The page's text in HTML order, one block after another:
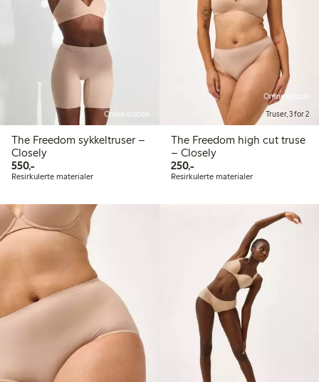
Online edition
The Freedom sykkeltruser –
Closely
550,-550,00 kr
Resirkulerte materialer
Online edition
Truser, 3 for 2
The Freedom high cut truse
– Closely
250,-250,00 kr
Resirkulerte materialer